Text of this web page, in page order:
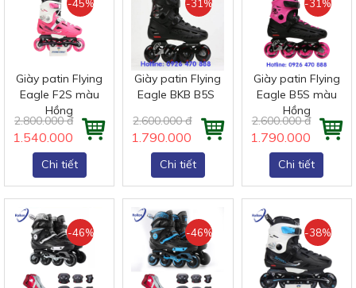
-45%
Giày patin Flying
Eagle F2S màu
Hồng
2.800.000 đ
1.540.000 đ
Chi tiết
-31%
Giày patin Flying
Eagle BKB B5S
2.600.000 đ
1.790.000 đ
Chi tiết
-31%
Giày patin Flying
Eagle B5S màu
Hồng
2.600.000 đ
1.790.000 đ
Chi tiết
-46% -46% -38%